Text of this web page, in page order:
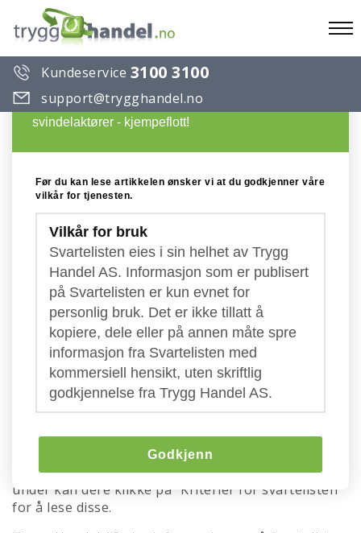
Kundeservice 3100 3100
support@trygghandel.no
Trygg Handels svarteliste
Her kan dere se hvem som er aktive svindlere eller
driver med villedene markedsføring i markedet om
dagen. Advarslene bygger først og fremst på
informasjon fra våre medlemmer, men også fra
direkte kontakt og eksterne informasjonskilder. Her
under kan dere klikke på "Kriterier for svartelisten"
for å lese disse.
Svarteliste over useriøse selskaper og
svindelaktører - kjempeflott!
Før du kan lese artikkelen ønsker vi at du godkjenner våre
vilkår for tjenesten.
Vilkår for bruk
Svartelisten eies i sin helhet av Trygg
Handel AS. Informasjon som er publisert
på Svartelisten er kun evnet for
personlig bruk. Det er ikke tillatt å
kopiere, dele eller på annen måte spre
informasjon fra Svartelisten med
kommersiell hensikt, uten skriftlig
godkjennelse fra Trygg Handel AS.
Godkjenn